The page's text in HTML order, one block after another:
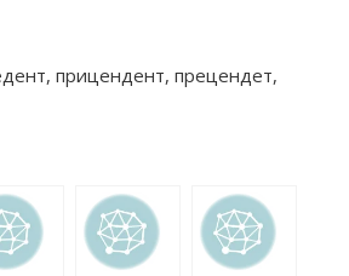
прицендент, прецендет,